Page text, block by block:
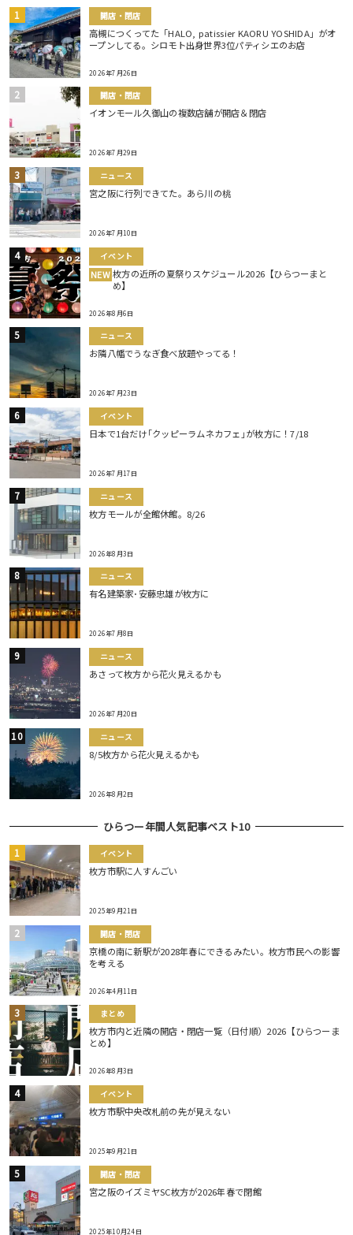
開店・閉店
高槻につくってた「HALO, patissier KAORU YOSHIDA」がオ
ープンしてる。シロモト出身世界3位パティシエのお店
2026年7月26日
開店・閉店
イオンモール久御山の複数店舗が開店＆閉店
2026年7月29日
ニュース
宮之阪に行列できてた。あら川の桃
2026年7月10日
イベント
NEW 枚方の近所の夏祭りスケジュール2026【ひらつーまと
め】
2026年8月6日
ニュース
お隣八幡でうなぎ食べ放題やってる！
2026年7月23日
イベント
日本で1台だけ｢クッピーラムネカフェ｣が枚方に！7/18
2026年7月17日
ニュース
枚方モールが全館休館。8/26
2026年8月3日
ニュース
有名建築家･安藤忠雄が枚方に
2026年7月8日
ニュース
あさって枚方から花火見えるかも
2026年7月20日
ニュース
8/5枚方から花火見えるかも
2026年8月2日
ひらつー年間人気記事ベスト10
イベント
枚方市駅に人すんごい
2025年9月21日
開店・閉店
京橋の南に新駅が2028年春にできるみたい。枚方市民への影響
を考える
2026年4月11日
まとめ
枚方市内と近隣の開店・閉店一覧（日付順）2026【ひらつーま
とめ】
2026年8月3日
イベント
枚方市駅中央改札前の先が見えない
2025年9月21日
開店・閉店
宮之阪のイズミヤSC枚方が2026年春で閉館
2025年10月24日